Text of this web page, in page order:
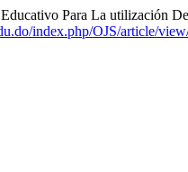
Para La utilización
index.php/OJS/article/